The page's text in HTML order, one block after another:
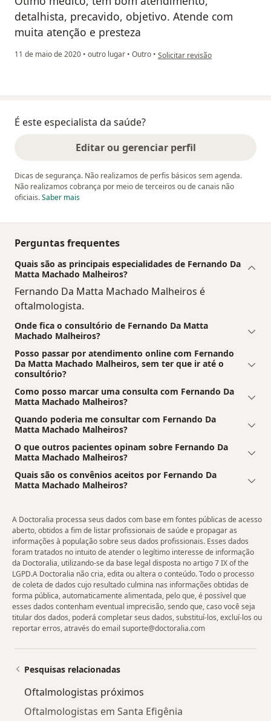
detalhista, precavido, objetivo. Atende com
muita atenção e presteza
11 de maio de 2020 • outro lugar • Outro • na opinião do utilizador Aline
Solicitar revisão
É este especialista da saúde?
Editar ou gerenciar perfil
Dicas de segurança. Não realizamos de perfis básicos sem agenda.
Não realizamos cobrança por meio de terceiros ou de canais não
oficiais.Saber mais
Perguntas frequentes
Quais são as principais especialidades de Fernando Da
Matta Machado Malheiros?
Fernando Da Matta Machado Malheiros é
oftalmologista.
Onde fica o consultório de Fernando Da Matta
Machado Malheiros?
Posso passar por atendimento online com Fernando
Da Matta Machado Malheiros, sem ter que ir até o
consultório?
Como posso marcar uma consulta com Fernando Da
Matta Machado Malheiros?
Quando poderia me consultar com Fernando Da
Matta Machado Malheiros?
O que outros pacientes opinam sobre Fernando Da
Matta Machado Malheiros?
Quais são os convênios aceitos por Fernando Da
Matta Machado Malheiros?
A Doctoralia processa seus dados com base em fontes públicas de acesso
aberto, obtidos a fim de listar profissionais de saúde e propagar as
informações à população sobre seus dados profissionais. Esses dados
foram tratados no intuito de atender o legítimo interesse de informação
da Doctoralia, utilizando-se da base legal disposta no artigo 7 IX of the
LGPD.A Doctoralia não cria, edita ou altera o conteúdo. Todo o processo
de coleta de dados cujo resultado culmina nas informações obtidas de
forma pública, automaticamente alimentada, pelo que, é possível que
esses dados contenham eventual imprecisão, sendo que, caso você seja
titular dos dados, poderá completar seus dados, substituí-los, excluí-los ou
reportar erros, através do email suporte@doctoralia.com
Pesquisas relacionadas
Oftalmologistas próximos
Oftalmologistas em Santa Efigênia